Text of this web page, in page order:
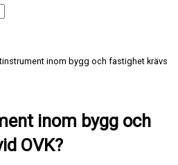
inom bygg och fastighet krävs
inom bygg och
OVK?